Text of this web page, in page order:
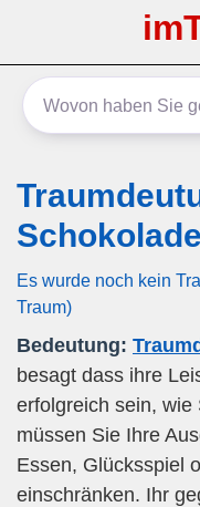
Es wurde noch kein
Traum)
Bedeutung:
besagt dass ihre
erfolgreich sein, wie
müssen Sie Ihre
Essen, Glücksspiel
einschränken. Ihr